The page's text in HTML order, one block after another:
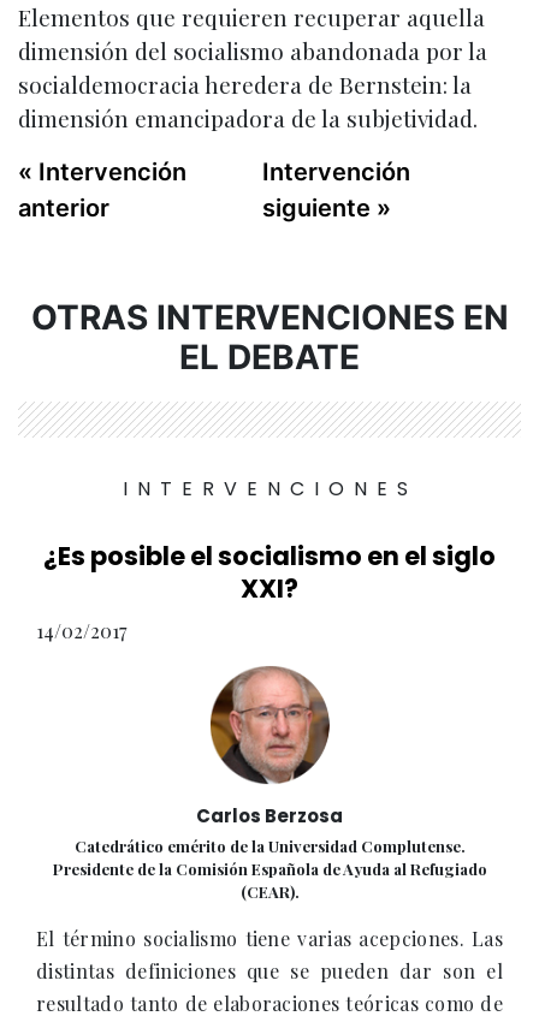
Elementos que requieren recuperar aquella
dimensión del socialismo abandonada por la
socialdemocracia heredera de Bernstein: la
dimensión emancipadora de la subjetividad.
« Intervención
anterior
Intervención
siguiente »
OTRAS INTERVENCIONES EN
EL DEBATE
INTERVENCIONES
¿Es posible el socialismo en el siglo
XXI?
14/02/2017
Carlos Berzosa
Catedrático emérito de la Universidad Complutense.
Presidente de la Comisión Española de Ayuda al Refugiado
(CEAR).
El término socialismo tiene varias acepciones. Las
distintas definiciones que se pueden dar son el
resultado tanto de elaboraciones teóricas como de